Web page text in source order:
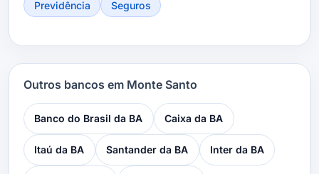
Previdência Seguros
Outros bancos em Monte Santo
Banco do Brasil da BA Caixa da BA
Itaú da BA Santander da BA Inter da BA